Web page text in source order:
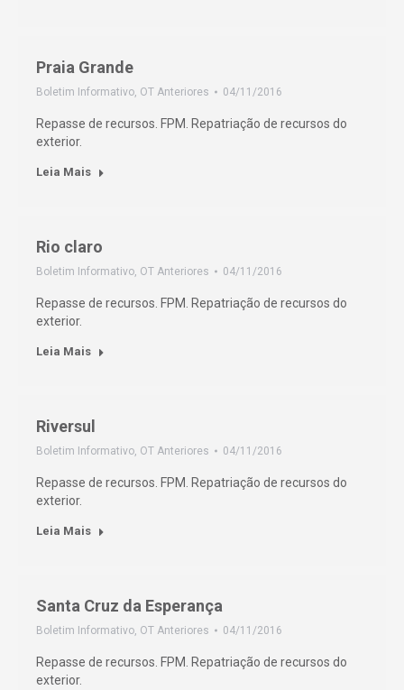
Praia Grande
Boletim Informativo, OT Anteriores 04/11/2016
Repasse de recursos. FPM. Repatriação de recursos do
exterior.
Leia Mais
Rio claro
Boletim Informativo, OT Anteriores 04/11/2016
Repasse de recursos. FPM. Repatriação de recursos do
exterior.
Leia Mais
Riversul
Boletim Informativo, OT Anteriores 04/11/2016
Repasse de recursos. FPM. Repatriação de recursos do
exterior.
Leia Mais
Santa Cruz da Esperança
Boletim Informativo, OT Anteriores 04/11/2016
Repasse de recursos. FPM. Repatriação de recursos do
exterior.